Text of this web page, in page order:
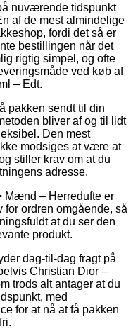
nuværende tidspunkt
af de mest almindelige
fordi det så er
bestillingen når det
rigtig simpel, og ofte
ved køb af
– Edt.
pakken sendt til din
bliver af og til lidt
Den mest
modsiges at være at
stiller krav om at du
adresse.
Mænd – Herredufte er
ordren omgående, så
at du ser den
produkt.
dag-til-dag fragt på
Christian Dior –
trods alt antager at du
med
for at nå at få pakken